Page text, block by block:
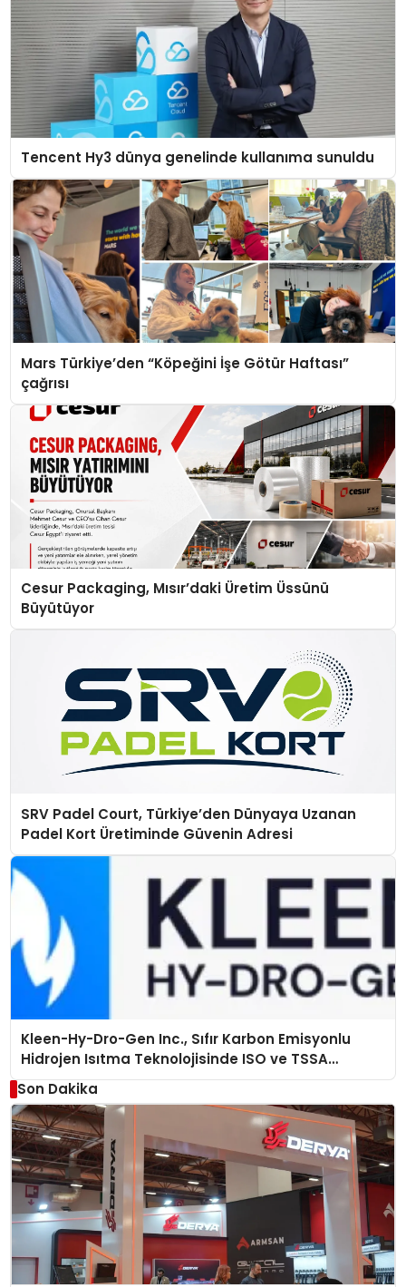
Tencent Hy3 dünya genelinde kullanıma sunuldu
Mars Türkiye’den “Köpeğini İşe Götür Haftası”
çağrısı
Cesur Packaging, Mısır’daki Üretim Üssünü
Büyütüyor
SRV Padel Court, Türkiye’den Dünyaya Uzanan
Padel Kort Üretiminde Güvenin Adresi
Kleen-Hy-Dro-Gen Inc., Sıfır Karbon Emisyonlu
Hidrojen Isıtma Teknolojisinde ISO ve TSSA
Düzenleyici Onaylarını Aldı
Son Dakika